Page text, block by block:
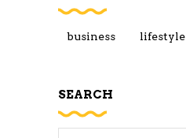
business lifestyle
SEARCH